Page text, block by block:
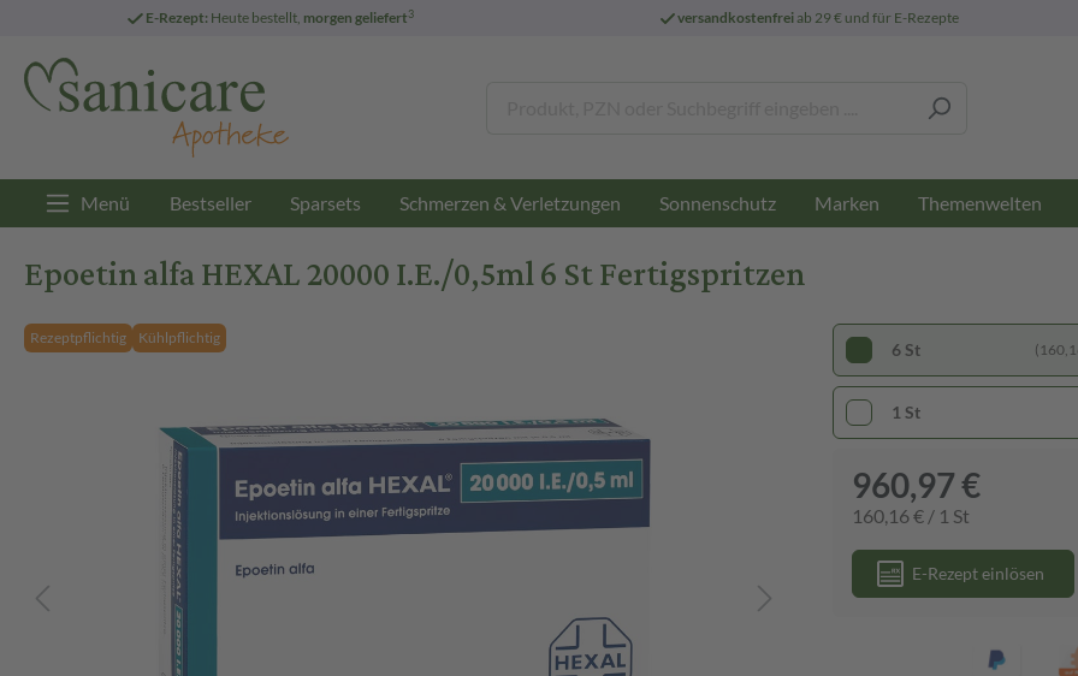
E-Rezept: Heute bestellt, morgen geliefert3 versandkostenfreiab 29 € und für E-Rezepte
Menü Bestseller Sparsets Schmerzen & Verletzungen Sonnenschutz Marken Themenwelten
Epoetin alfa HEXAL 20000 I.E./0,5ml 6 St Fertigspritzen
Rezeptpflichtig Kühlpflichtig
6 St
1 St
960,97 €
160,16 € / 1 St
E-Rezept einlösen